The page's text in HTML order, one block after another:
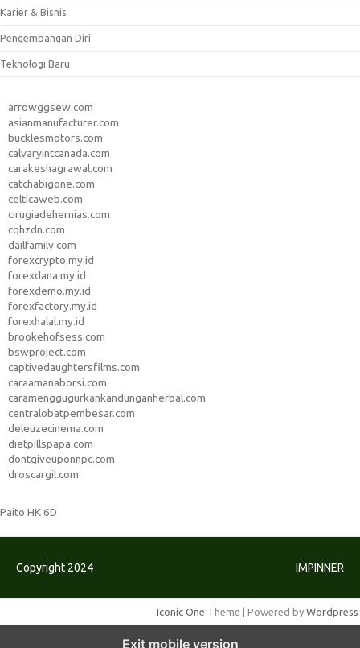
Karier & Bisnis
Pengembangan Diri
Teknologi Baru
arrowggsew.com
asianmanufacturer.com
bucklesmotors.com
calvaryintcanada.com
carakeshagrawal.com
catchabigone.com
celticaweb.com
cirugiadehernias.com
cqhzdn.com
dailfamily.com
forexcrypto.my.id
forexdana.my.id
forexdemo.my.id
forexfactory.my.id
forexhalal.my.id
brookehofsess.com
bswproject.com
captivedaughtersfilms.com
caraamanaborsi.com
caramenggugurkankandunganherbal.com
centralobatpembesar.com
deleuzecinema.com
dietpillspapa.com
dontgiveuponnpc.com
droscargil.com
Paito HK 6D
Copyright 2024 IMPINNER
Iconic One Theme | Powered by Wordpress
Exit mobile version